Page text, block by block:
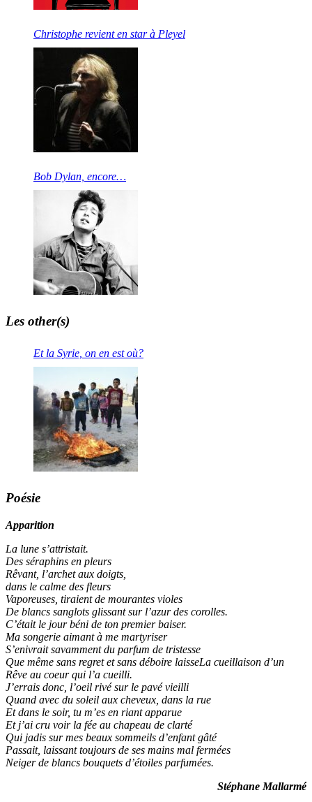
Christophe revient en star à Pleyel
Bob Dylan, encore…
Les other(s)
Et la Syrie, on en est où?
Poésie
Apparition
La lune s’attristait.
Des séraphins en pleurs
Rêvant, l’archet aux doigts,
dans le calme des fleurs
Vaporeuses, tiraient de mourantes violes
De blancs sanglots glissant sur l’azur des corolles.
C’était le jour béni de ton premier baiser.
Ma songerie aimant à me martyriser
S’enivrait savamment du parfum de tristesse
Que même sans regret et sans déboire laisseLa cueillaison d’un
Rêve au coeur qui l’a cueilli.
J’errais donc, l’oeil rivé sur le pavé vieilli
Quand avec du soleil aux cheveux, dans la rue
Et dans le soir, tu m’es en riant apparue
Et j’ai cru voir la fée au chapeau de clarté
Qui jadis sur mes beaux sommeils d’enfant gâté
Passait, laissant toujours de ses mains mal fermées
Neiger de blancs bouquets d’étoiles parfumées.
Stéphane Mallarmé